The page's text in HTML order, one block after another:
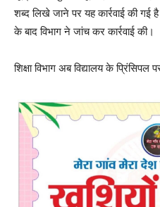
शब्द लिखे जाने पर यह कार्रवाई की गई
के बाद विभाग ने जांच कर कार्रवाई की।
शिक्षा विभाग अब विद्यालय के प्रिंसिपल